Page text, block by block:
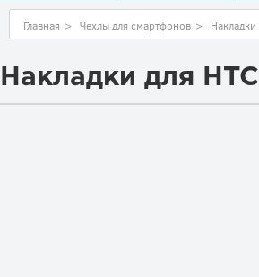
Главная > Чехлы для смартфонов > Накладки
Накладки для HTC